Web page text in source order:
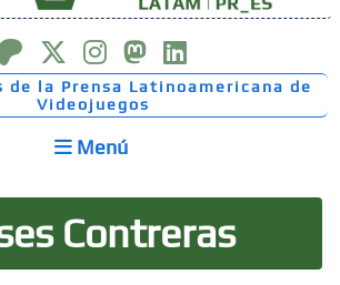
de la Prensa Latinoamericana de
Videojuegos
Menú
Contreras